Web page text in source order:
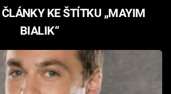
KE ŠTÍTKU „MAYIM
BIALIK“